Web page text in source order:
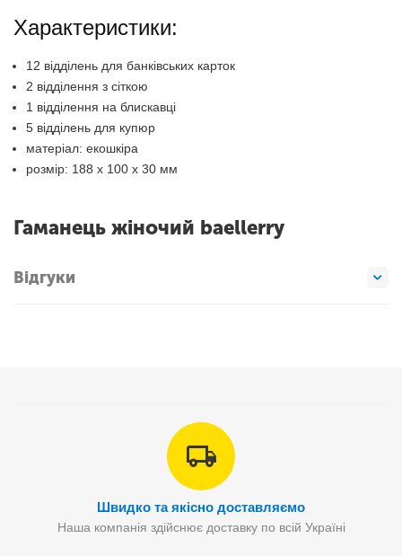
Характеристики:
12 відділень для банківських карток
2 відділення з сіткою
1 відділення на блискавці
5 відділень для купюр
матеріал: екошкіра
розмір: 188 х 100 х 30 мм
Гаманець жіночий baellerry
Відгуки
Швидко та якісно доставляємо
Наша компанія здійснює доставку по всій Україні